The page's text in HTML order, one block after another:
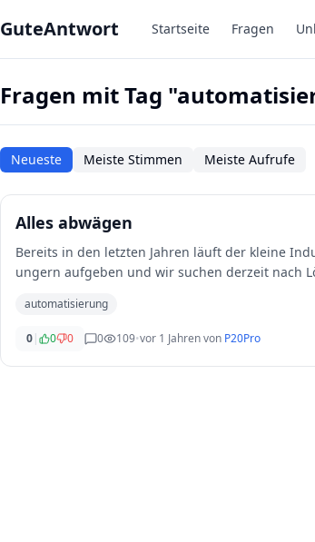
GuteAntwort Startseite Fragen
Fragen mit Tag
Neueste Meiste Stimmen Meiste Aufrufe
Alles abwägen
Bereits in den letzten Jahren läuft der kleine
ungern aufgeben und wir suchen derzeit nach
automatisierung
0| 0 0 0 109•vor 1 Jahrenvon P20Pro